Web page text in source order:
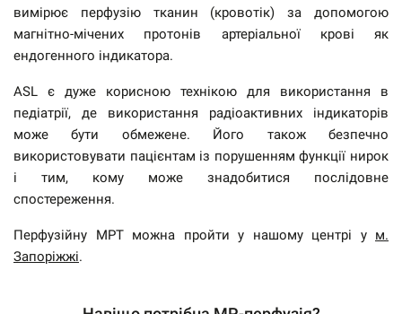
вимірює перфузію тканин (кровотік) за допомогою
магнітно-мічених протонів артеріальної крові як
ендогенного індикатора.
ASL є дуже корисною технікою для використання в
педіатрії, де використання радіоактивних індикаторів
може бути обмежене. Його також безпечно
використовувати пацієнтам із порушенням функції нирок
і тим, кому може знадобитися послідовне
спостереження.
Перфузійну МРТ можна пройти у нашому центрі у м.
Запоріжжі.